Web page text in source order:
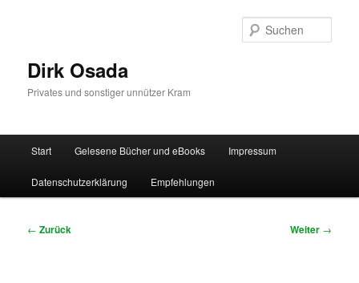
Dirk Osada
Privates und sonstiger unnützer Kram
Start Gelesene Bücher und eBooks Impressum
Datenschutzerklärung Empfehlungen
Beitragsnavigation
← Zurück Weiter →